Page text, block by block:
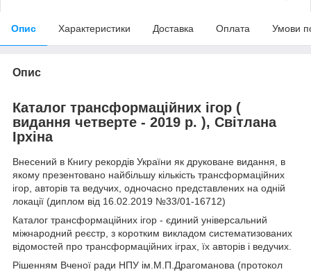
Опис Характеристики Доставка Оплата Умови
Опис
Каталог трансформаційних ігор (
видання четверте - 2019 р. ), Світлана
Ірхіна
Внесений в Книгу рекордів України як друковане видання, в
якому презентовано найбільшу кількість трансформаційних
ігор, авторів та ведучих, одночасно представлених на одній
локації (диплом від 16.02.2019 №33/01-16712)
Каталог трансформаційних ігор - єдиний універсальний
міжнародний реєстр, з коротким викладом систематизованих
відомостей про трансформаційних іграх, їх авторів і ведучих.
Рішенням Вченої ради НПУ ім.М.П.Драгоманова (протокол